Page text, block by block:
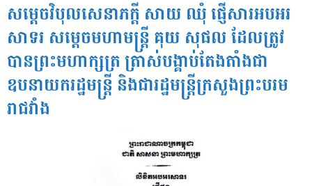
សម្ដេចវិបុលសេនាភក្ដី សាយ ឈុំ ផ្ញើសារអបអរ
សាទរ សម្តេចមហាមន្ត្រី គុយ សុផល ដែលត្រូវ
បានព្រះមហាក្សត្រ ត្រាស់បង្គាប់តែងតាំងជា
ឧបនាយករដ្ឋមន្ត្រី និងជារដ្ឋមន្ត្រីក្រសួងព្រះបរម
រាជវាំង